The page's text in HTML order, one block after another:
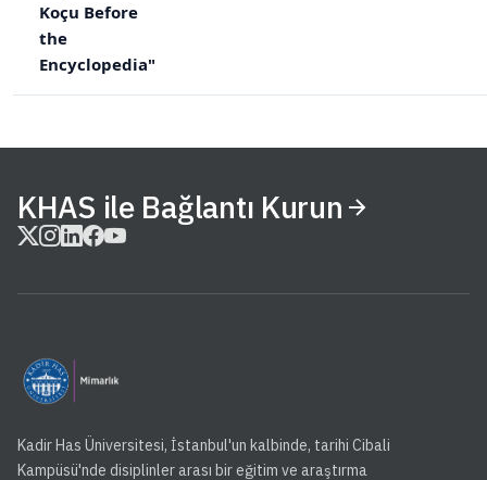
Koçu Before
the
Encyclopedia"
KHAS ile Bağlantı Kurun
Kadir Has Üniversitesi, İstanbul'un kalbinde, tarihi Cibali
Kampüsü'nde disiplinler arası bir eğitim ve araştırma